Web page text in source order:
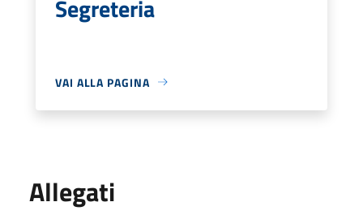
Segreteria
VAI ALLA PAGINA
Allegati